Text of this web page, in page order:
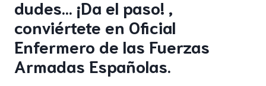
dudes… ¡Da el paso! ,
conviértete en Oficial
Enfermero de las Fuerzas
Armadas Españolas.